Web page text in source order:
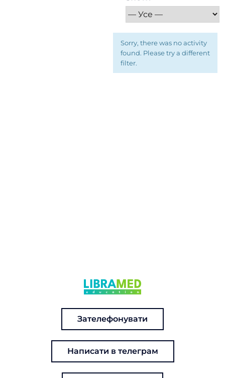
Sorry, there was no activity
found. Please try a different
filter.
Зателефонувати
Написати в телеграм